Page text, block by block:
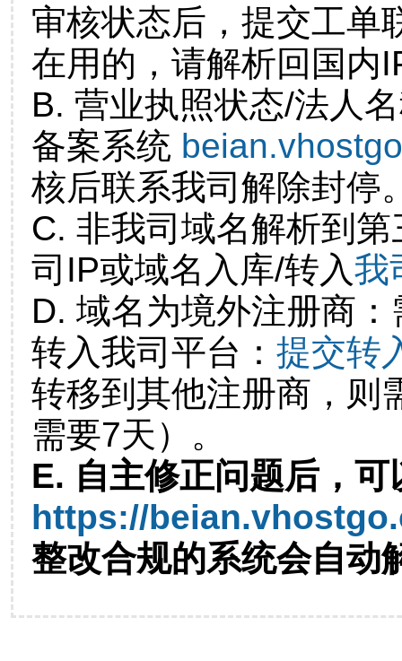
审核状态后，提交工单
在用的，请解析回国内
B. 营业执照状态/法人
备案系统
核后联系我司解除封停
C. 非我司域名解析到
司IP或域名入库/转入我
D. 域名为境外注册商
转入我司平台： 提交转
转移到其他注册商，则
需要7天）。
E. 自主修正问题后，可
https://
整改合规的系统会自动